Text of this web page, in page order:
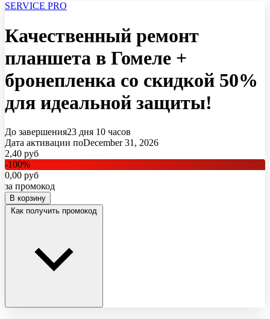
SERVICE PRO
Качественный ремонт
планшета в Гомеле +
бронепленка со скидкой 50%
для идеальной защиты!
До завершения23 дня 10 часов
Дата активации поDecember 31, 2026
2,40 руб
-100%
0,00 руб
за промокод
В корзину
Как получить промокод